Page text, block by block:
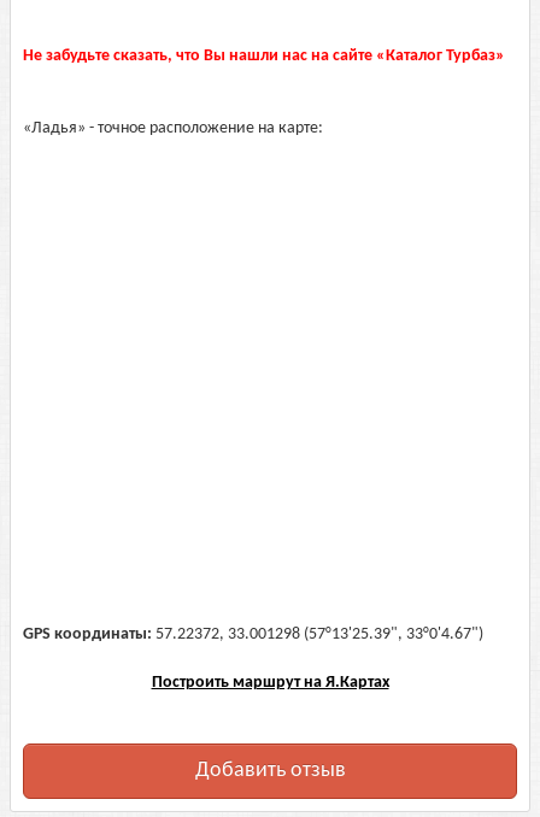
Не забудьте сказать, что Вы нашли нас на сайте «Каталог Турбаз»
«Ладья» - точное расположение на карте:
GPS координаты: 57.22372, 33.001298 (57°13'25.39", 33°0'4.67")
Построить маршрут на Я.Картах
Добавить отзыв